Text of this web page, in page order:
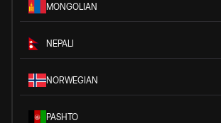
MONGOLIAN
NEPALI
NORWEGIAN
PASHTO